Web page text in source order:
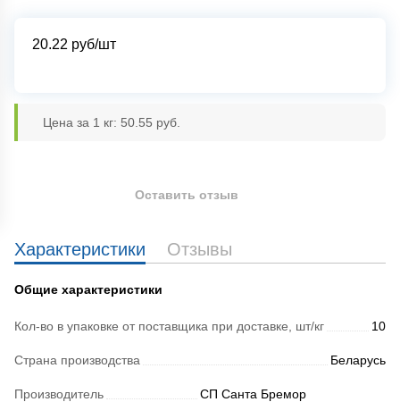
20.22 руб/шт
Цена за 1 кг: 50.55 руб.
Характеристики Отзывы
Общие характеристики
Кол-во в упаковке от поставщика при доставке, шт/кг 10
Страна производства Беларусь
Производитель
СП Санта Бремор
Оставить отзыв